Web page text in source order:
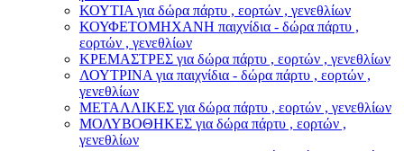
ΚΟΥΤΙΑ για δώρα πάρτυ , εορτών , γενεθλίων
ΚΟΥΦΕΤΟΜΗΧΑΝΗ παιχνίδια - δώρα πάρτυ ,
εορτών , γενεθλίων
ΚΡΕΜΑΣΤΡΕΣ για δώρα πάρτυ , εορτών , γενεθλίων
ΛΟΥΤΡΙΝΑ για παιχνίδια - δώρα πάρτυ , εορτών ,
γενεθλίων
ΜΕΤΑΛΛΙΚΕΣ για δώρα πάρτυ , εορτών , γενεθλίων
ΜΟΛΥΒΟΘΗΚΕΣ για δώρα πάρτυ , εορτών ,
γενεθλίων